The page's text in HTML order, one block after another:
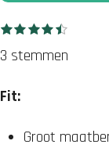
R
a
i
1
s
t
e
2
s
t
e
r
e
3
s
t
e
4
s
t
e
5
s
t
e
S
t
e
3 stemmen
Fit:
Groot